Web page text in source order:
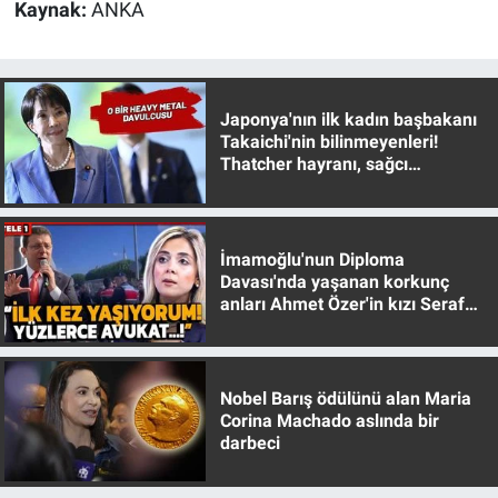
Kaynak: ANKA
Japonya'nın ilk kadın başbakanı
Takaichi'nin bilinmeyenleri!
Thatcher hayranı, sağcı
İmamoğlu'nun Diploma
Davası'nda yaşanan korkunç
anları Ahmet Özer'in kızı Seraf
Nobel Barış ödülünü alan Maria
Corina Machado aslında bir
darbeci
Nedir
Programlar
Sağlık
Teknoloji
Türkiye'nin Geleceği
Türkiye'nin Gündemi
Yerel Gündem